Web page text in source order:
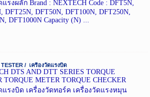
แรงผลัก Brand : NEXTECH Code : DFT5N,
DFT25N, DFT50N, DFT100N, DFT250N,
DFT1000N Capacity (N) ...
TESTER / เครื่องวัดแรงบิด
DTS AND DTT SERIES TORQUE
TORQUE METER TORQUE CHECKER
แรงบิด เครื่องวัดทอร์ค เครื่องวัดแรงหมุน